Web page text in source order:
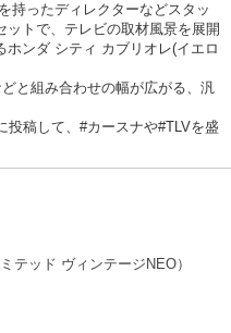
持ったディレクターなどスタッ
トで、テレビの取材風景を展開
ンダ シティ カブリオレ(イエロ
と組み合わせの幅が広がる、汎
投稿して、#カースナや#TLVを盛
テッド ヴィンテージNEO）